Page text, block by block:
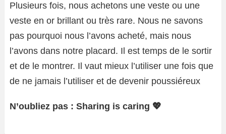
Plusieurs fois, nous achetons une veste ou une
veste en or brillant ou très rare. Nous ne savons
pas pourquoi nous l’avons acheté, mais nous
l’avons dans notre placard. Il est temps de le sortir
et de le montrer. Il vaut mieux l’utiliser une fois que
de ne jamais l’utiliser et de devenir poussiéreux
N’oubliez pas : Sharing is caring 💖